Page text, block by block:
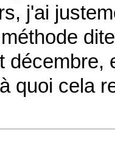
j'ai
décembre,
quoi cela